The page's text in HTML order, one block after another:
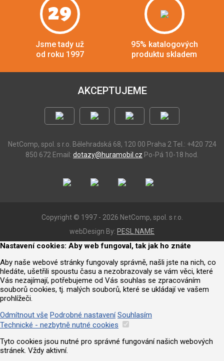
29
Jsme tady už
od roku 1997
95% katalogových
produktu skladem
AKCEPTUJEME
NetComp, spol. s r.o. Bělehradská 68, 120 00 Praha 2 Tel.: +420 724
850 672 Email: dotazy@huramobil.cz Po-Pá 10-18 hod.
Copyright © 1997 - 2026 NetComp, spol. s r.o.
webDesign By: PESL.NAME
Nastavení cookies: Aby web fungoval, tak jak ho znáte
Aby naše webové stránky fungovaly správně, našli jste na nich, co
hledáte, ušetřili spoustu času a nezobrazovaly se vám věci, které
Vás nezajímají, potřebujeme od Vás souhlas se zpracováním
souborů cookies, tj. malých souborů, které se ukládají ve vašem
prohlížeči.
Odmítnout vše Podrobné nastavení Souhlasím
Technické - nezbytně nutné cookies
Tyto cookies jsou nutné pro správné fungování našich webových
stránek. Vždy aktivní.